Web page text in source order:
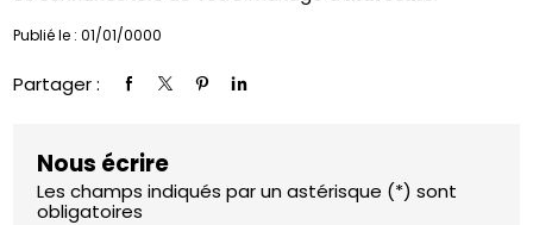
Publié le : 01/01/0000
Partager :
Nous écrire
Les champs indiqués par un astérisque (*) sont
obligatoires